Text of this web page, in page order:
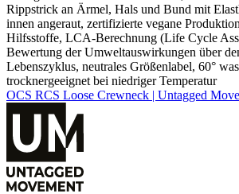
Rippstrick an Ärmel, Hals und Bund mit
innen angeraut, zertifizierte vegane
Hilfsstoffe, LCA-Berechnung (Life Cycle
Bewertung der Umweltauswirkungen über
Lebenszyklus, neutrales Größenlabel, 60°
trocknergeeignet bei niedriger Temperatur
OCS RCS Loose Crewneck | Untagged